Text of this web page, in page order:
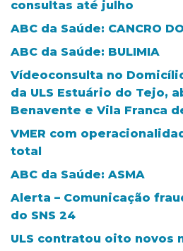
consultas até julho
ABC da Saúde: CANCRO
ABC da Saúde: BULIMIA
Vídeoconsulta no
da ULS Estuário do Tejo,
Benavente e Vila Franca
VMER com
total
ABC da Saúde: ASMA
Alerta – Comunicação
do SNS 24
ULS contratou oito novos